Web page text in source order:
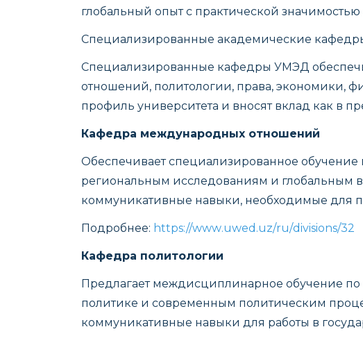
глобальный опыт с практической
Специализированные академические
Специализированные кафедры УМЭД
отношений, политологии, права, экономики,
профиль университета и вносят вклад как в
Кафедра международных отношений
Обеспечивает специализированное
региональным исследованиям и глобальным
коммуникативные навыки, необходимые для
Подробнее: https://www.uwed .uz/ru/divisions/32
Кафедра политологии
Предлагает междисциплинарное обучение по
политике и современным политическим
коммуникативные навыки для работы в